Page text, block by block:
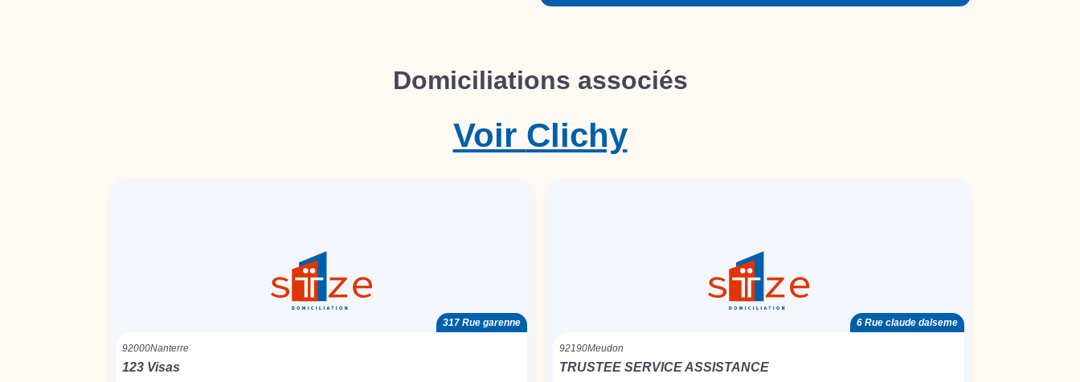
Domiciliations associés
Clichy
Voir
317 Rue garenne
92000Nanterre
123 Visas
6 Rue claude dalseme
92190Meudon
TRUSTEE SERVICE ASSISTANCE